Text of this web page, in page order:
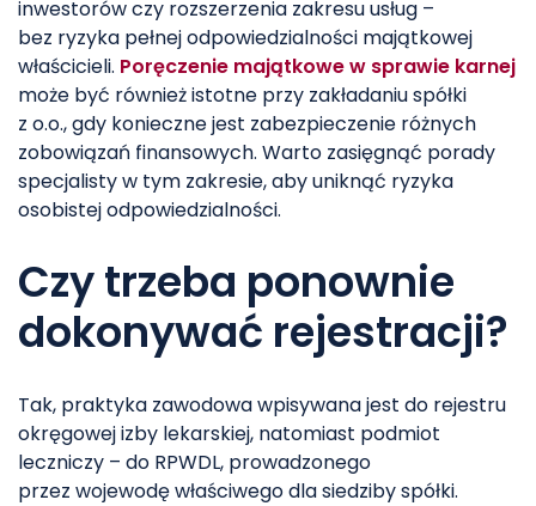
inwestorów czy rozszerzenia zakresu usług –
bez ryzyka pełnej odpowiedzialności majątkowej
właścicieli. Poręczenie majątkowe w sprawie karnej
może być również istotne przy zakładaniu spółki
z o.o., gdy konieczne jest zabezpieczenie różnych
zobowiązań finansowych. Warto zasięgnąć porady
specjalisty w tym zakresie, aby uniknąć ryzyka
osobistej odpowiedzialności.
Czy trzeba ponownie
dokonywać rejestracji?
Tak, praktyka zawodowa wpisywana jest do rejestru
okręgowej izby lekarskiej, natomiast podmiot
leczniczy – do RPWDL, prowadzonego
przez wojewodę właściwego dla siedziby spółki.